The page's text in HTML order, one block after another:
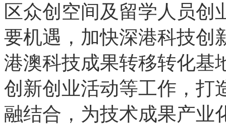
区众创空间及留学人员创
要机遇，加快深港科技创
港澳科技成果转移转化基
创新创业活动等工作，打
融结合，为技术成果产业